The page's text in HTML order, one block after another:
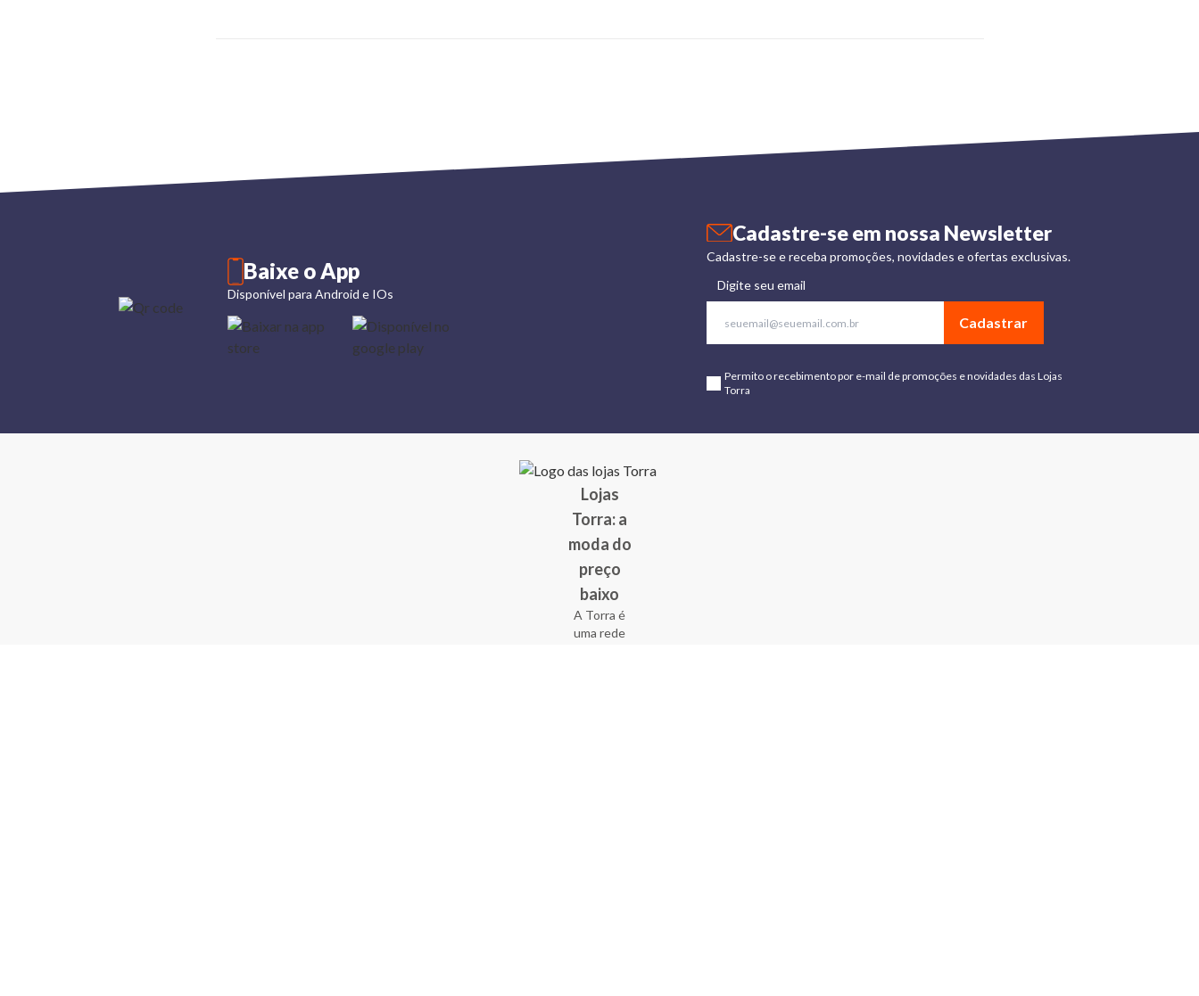
Cadastre-se em nossa Newsletter
Cadastre-se e receba promoções, novidades e ofertas exclusivas.
Digite seu email
Cadastrar
Permito o recebimento por e-mail de promoções e novidades das Lojas
Torra
Baixe o App
Disponível para Android e IOs
Lojas
Torra: a
moda do
preço
baixo
A Torra é
uma rede